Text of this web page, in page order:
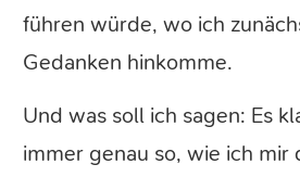
führen würde, wo ich
Gedanken hinkomme.
Und was soll ich sagen: Es
immer genau so, wie ich mir